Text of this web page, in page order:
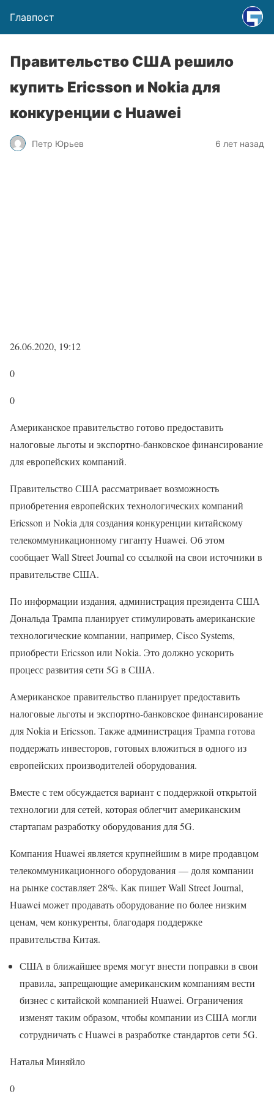
Главпост
Правительство США решило
купить Ericsson и Nokia для
конкуренции с Huawei
Петр Юрьев 6 лет назад
26.06.2020, 19:12
0
0
Американское правительство готово предоставить
налоговые льготы и экспортно-банковское финансирование
для европейских компаний.
Правительство США рассматривает возможность
приобретения европейских технологических компаний
Ericsson и Nokia для создания конкуренции китайскому
телекоммуникационному гиганту Huawei. Об этом
сообщает Wall Street Journal со ссылкой на свои источники в
правительстве США.
По информации издания, администрация президента США
Дональда Трампа планирует стимулировать американские
технологические компании, например, Cisco Systems,
приобрести Ericsson или Nokia. Это должно ускорить
процесс развития сети 5G в США.
Американское правительство планирует предоставить
налоговые льготы и экспортно-банковское финансирование
для Nokia и Ericsson. Также администрация Трампа готова
поддержать инвесторов, готовых вложиться в одного из
европейских производителей оборудования.
Вместе с тем обсуждается вариант с поддержкой открытой
технологии для сетей, которая облегчит американским
стартапам разработку оборудования для 5G.
Компания Huawei является крупнейшим в мире продавцом
телекоммуникационного оборудования — доля компании
на рынке составляет 28%. Как пишет Wall Street Journal,
Huawei может продавать оборудование по более низким
ценам, чем конкуренты, благодаря поддержке
правительства Китая.
США в ближайшее время могут внести поправки в свои
правила, запрещающие американским компаниям вести
бизнес с китайской компанией Huawei. Ограничения
изменят таким образом, чтобы компании из США могли
сотрудничать с Huawei в разработке стандартов сети 5G.
Наталья Миняйло
0